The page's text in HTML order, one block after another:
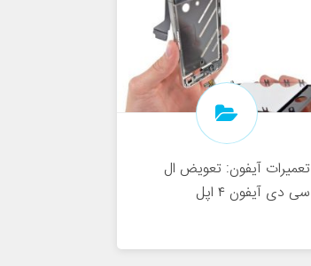
تعمیرات آیفون: تعویض ال
سی دی آیفون ۴ اپل